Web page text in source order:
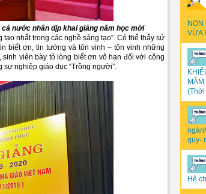
nước nhân dịp khai giảng năm học mới
nhất trong các nghề sáng tạo”. Có thể thấy sứ
biết ơn, tin tưởng và tôn vinh – tôn vinh những
viên bày tỏ lòng biết ơn vô hạn đối với công
sự nghiệp giáo dục “Trồng người”.
NON
VỪA
(Thời
quy-
Hệ